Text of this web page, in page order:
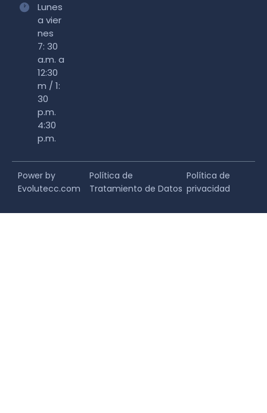
Lunes
a vier
nes
7: 30
a.m. a
12:30
m / 1:
30
p.m.
4:30
p.m.
Power by
Evolutecc.com
Política de
Tratamiento de Datos
Política de
privacidad